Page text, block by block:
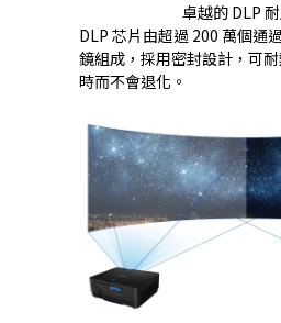
卓越的 DLP
DLP 芯片由超過 200 萬個通
鏡組成，採用密封設計，可
時而不會退化。